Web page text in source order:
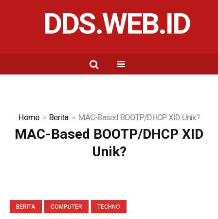
DDS.WEB.ID
Home Berita MAC-Based BOOTP/DHCP XID Unik?
MAC-Based BOOTP/DHCP XID
Unik?
BERITA COMPUTER TECHNO